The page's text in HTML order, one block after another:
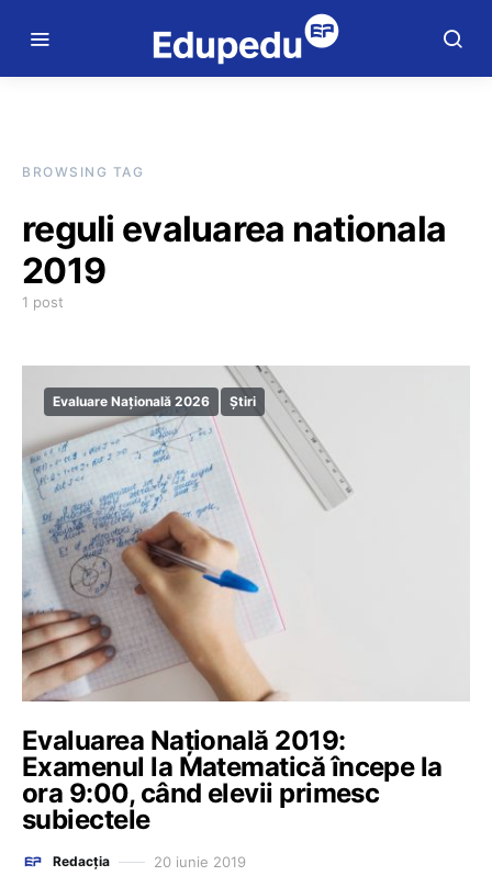
BROWSING TAG
reguli evaluarea nationala
2019
1 post
Evaluare Națională 2026 Știri
Evaluarea Națională 2019:
Examenul la Matematică începe la
ora 9:00, când elevii primesc
subiectele
Redacția 20 iunie 2019